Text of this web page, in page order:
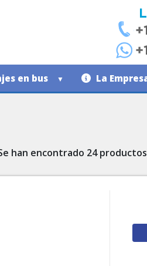
en bus La
han encontrado 24